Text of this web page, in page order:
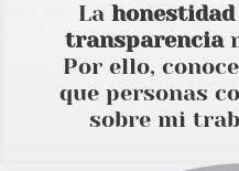
La honestidad
transparencia
Por ello,
que personas
sobre mi